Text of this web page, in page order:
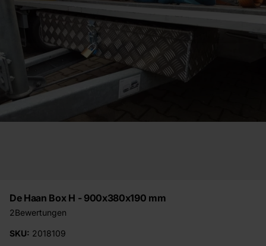
De Haan Box H - 900x380x190 mm
2Bewertungen
SKU: 2018109